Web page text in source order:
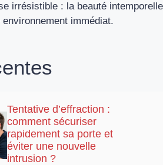
irrésistible : la beauté intemporelle
immédiat.
Tentative d’effraction :
comment sécuriser
rapidement sa porte et
éviter une nouvelle
intrusion ?